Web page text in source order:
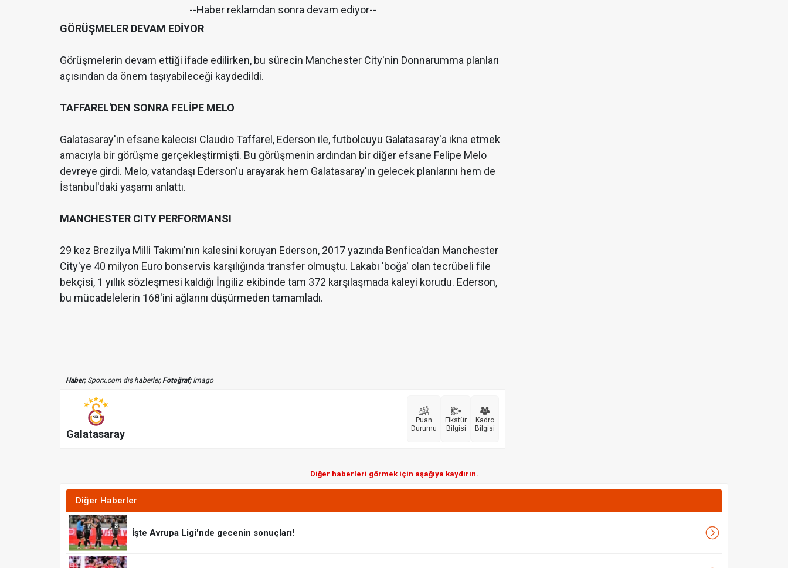
--Haber reklamdan sonra devam ediyor--
GÖRÜŞMELER DEVAM EDİYOR
Görüşmelerin devam ettiği ifade edilirken, bu sürecin Manchester City'nin Donnarumma planları
açısından da önem taşıyabileceği kaydedildi.
TAFFAREL'DEN SONRA FELİPE MELO
Galatasaray'ın efsane kalecisi Claudio Taffarel, Ederson ile, futbolcuyu Galatasaray'a ikna etmek
amacıyla bir görüşme gerçekleştirmişti. Bu görüşmenin ardından bir diğer efsane Felipe Melo
devreye girdi. Melo, vatandaşı Ederson'u arayarak hem Galatasaray'ın gelecek planlarını hem de
İstanbul'daki yaşamı anlattı.
MANCHESTER CITY PERFORMANSI
29 kez Brezilya Milli Takımı'nın kalesini koruyan Ederson, 2017 yazında Benfica'dan Manchester
City'ye 40 milyon Euro bonservis karşılığında transfer olmuştu. Lakabı 'boğa' olan tecrübeli file
bekçisi, 1 yıllık sözleşmesi kaldığı İngiliz ekibinde tam 372 karşılaşmada kaleyi korudu. Ederson,
bu mücadelelerin 168'ini ağlarını düşürmeden tamamladı.
Haber;Sporx.com dış haberler, Fotoğraf;Imago
Galatasaray
Puan
Durumu
Fikstür
Bilgisi
Kadro
Bilgisi
Diğer haberleri görmek için aşağıya kaydırın.
Diğer Haberler
İşte Avrupa Ligi'nde gecenin sonuçları!